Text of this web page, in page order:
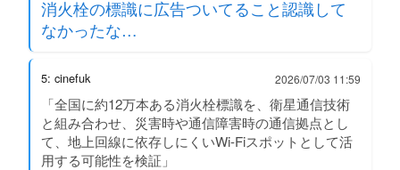
消火栓の標識に広告ついてること認識して
なかったな…
5: cinefuk 2026/07/03 11:59
「全国に約12万本ある消火栓標識を、衛星通信技術
と組み合わせ、災害時や通信障害時の通信拠点とし
て、地上回線に依存しにくいWi-Fiスポットとして活
用する可能性を検証」